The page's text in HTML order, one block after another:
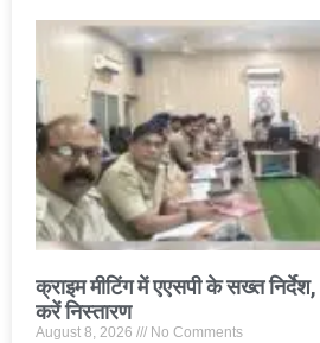
क्राइम मीटिंग में एएसपी के सख्त
करें निस्तारण
August 8, 2026 No Comments